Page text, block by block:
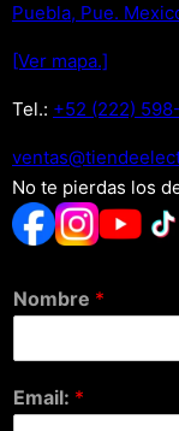
Puebla, Pue.
[Ver mapa.]
Tel.: +52 (222)
No te pierdas los
Nombre *
Email: *